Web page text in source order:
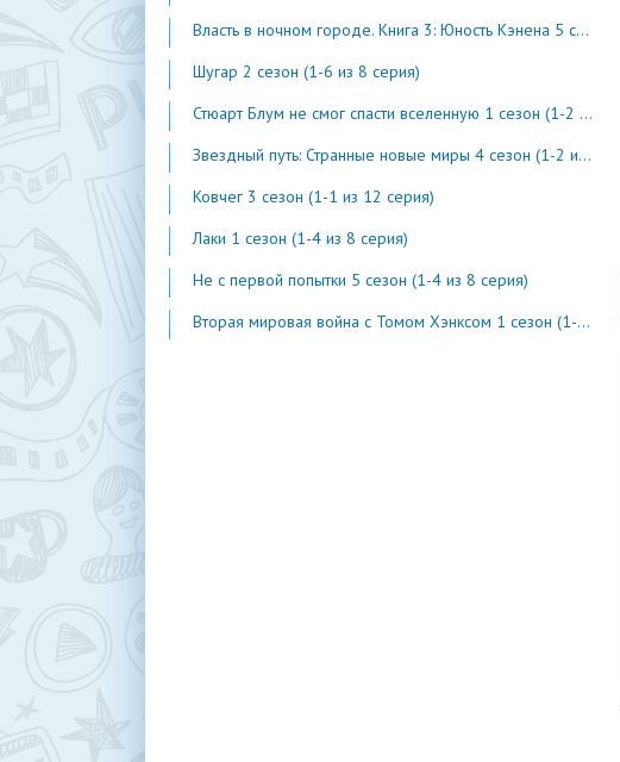
Власть в ночном городе. Книга 3: Юность Кэнена 5 сезон (1-7 из 10 серия)
Шугар 2 сезон (1-6 из 8 серия)
Стюарт Блум не смог спасти вселенную 1 сезон (1-2 из 8 серия)
Звездный путь: Странные новые миры 4 сезон (1-2 из 10 серия)
Ковчег 3 сезон (1-1 из 12 серия)
Лаки 1 сезон (1-4 из 8 серия)
Не с первой попытки 5 сезон (1-4 из 8 серия)
Вторая мировая война с Томом Хэнксом 1 сезон (1-20 из 20 серия)